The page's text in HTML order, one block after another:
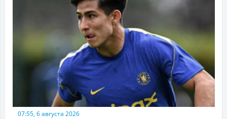
07:55, 6 августа 2026